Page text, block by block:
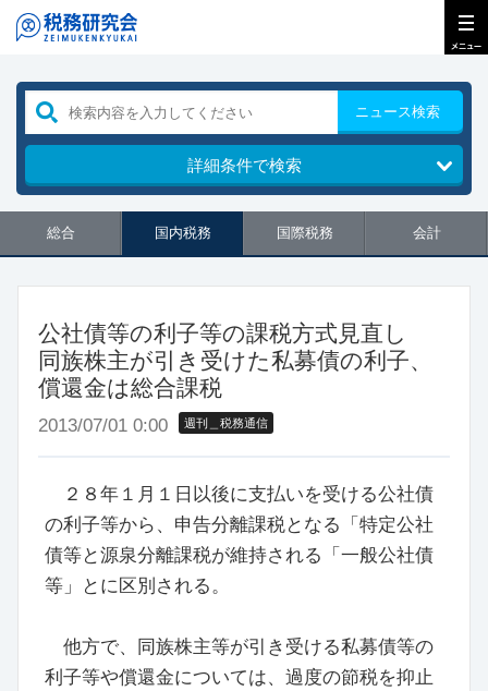
ニュース検索
詳細条件で検索
総合 国内税務 国際税務 会計
公社債等の利子等の課税方式見直し
同族株主が引き受けた私募債の利子、
償還金は総合課税
2013/07/01 0:00 週刊＿税務通信
２８年１月１日以後に支払いを受ける公社債
の利子等から、申告分離課税となる「特定公社
債等と源泉分離課税が維持される「一般公社債
等」とに区別される。
他方で、同族株主等が引き受ける私募債等の
利子等や償還金については、過度の節税を抑止